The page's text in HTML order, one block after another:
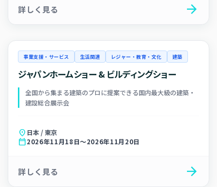
詳しく見る arrow_forward
事業支援・サービス 生活関連 レジャー・教育・文化 建築
ジャパンホームショー & ビルディングショー
全国から集まる建築のプロに提案できる国内最大級の建築・
建設総合展示会
location_on 日本 / 東京
calendar_today2026年11月18日～2026年11月20日
詳しく見る arrow_forward